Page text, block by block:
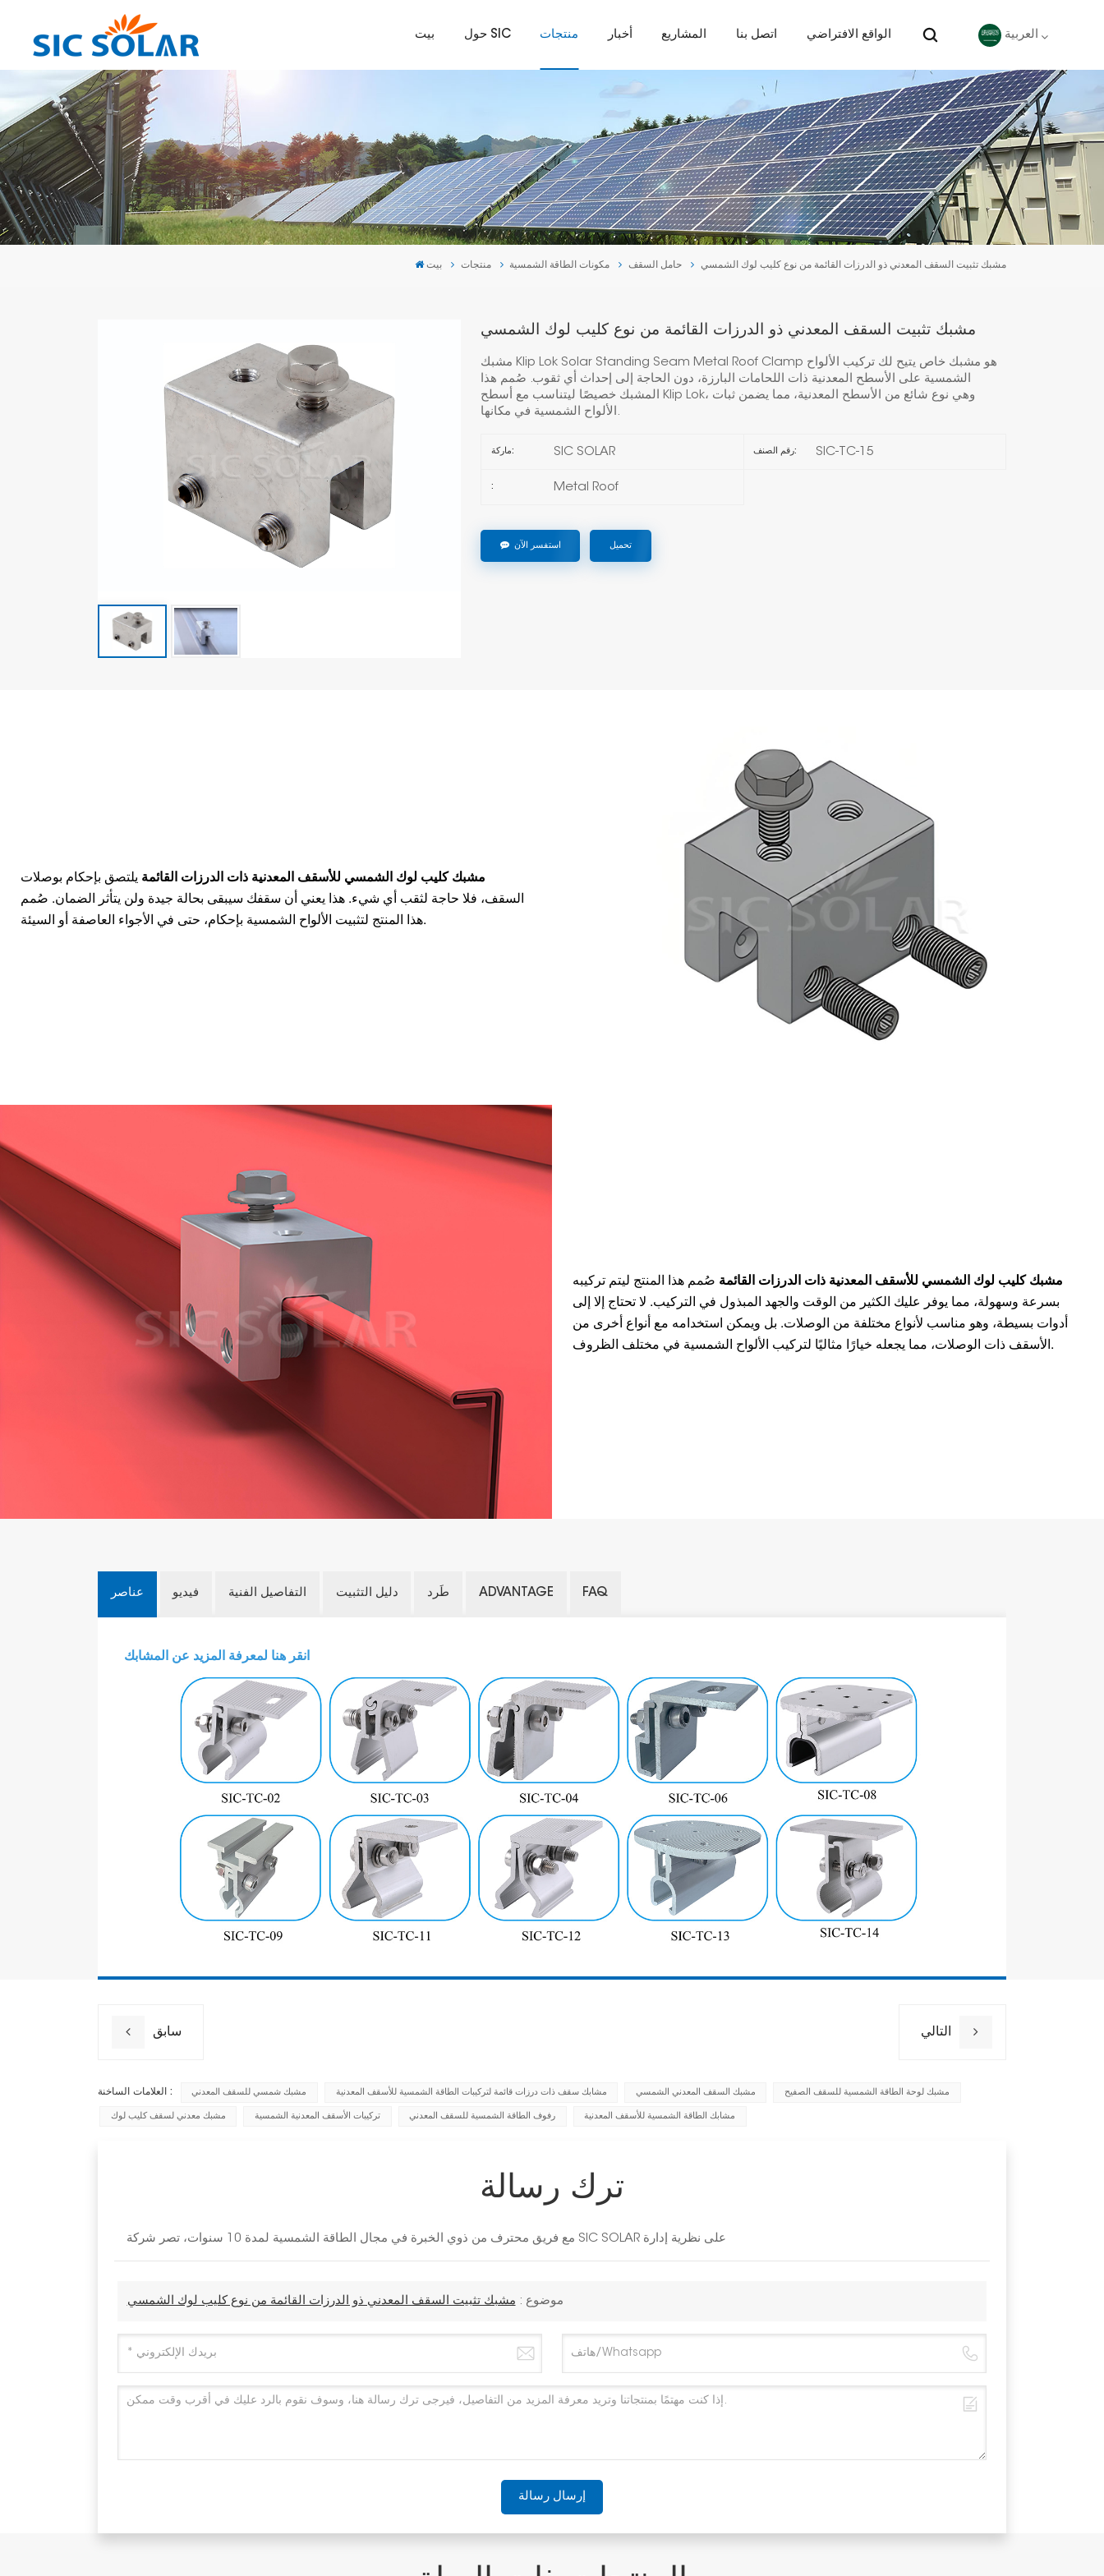
بيت حول SIC منتجات أخبار المشاريع اتصل بنا الواقع الافتراضي العربية
English
Deutsch
español
português
بيت منتجات مكونات الطاقة الشمسية حامل السقف مشبك تثبيت السقف المعدني ذو الدرزات القائمة من نوع كليب لوك الشمسي
مشبك تثبيت السقف المعدني ذو الدرزات القائمة من نوع كليب لوك الشمسي
مشبك Klip Lok Solar Standing Seam Metal Roof Clamp هو مشبك خاص يتيح لك تركيب الألواح
الشمسية على الأسطح المعدنية ذات اللحامات البارزة، دون الحاجة إلى إحداث أي ثقوب. صُمم هذا
المشبك خصيصًا ليتناسب مع أسطح Klip Lok، وهي نوع شائع من الأسطح المعدنية، مما يضمن ثبات
الألواح الشمسية في مكانها.
ماركة: SIC SOLAR رقم الصنف: SIC-TC-15
: Metal Roof
استفسر الآن تحميل
مشبك كليب لوك الشمسي للأسقف المعدنية ذات الدرزات القائمة يلتصق بإحكام بوصلات
السقف، فلا حاجة لثقب أي شيء. هذا يعني أن سقفك سيبقى بحالة جيدة ولن يتأثر الضمان. صُمم
هذا المنتج لتثبيت الألواح الشمسية بإحكام، حتى في الأجواء العاصفة أو السيئة.
مشبك كليب لوك الشمسي للأسقف المعدنية ذات الدرزات القائمة صُمم هذا المنتج ليتم تركيبه
بسرعة وسهولة، مما يوفر عليك الكثير من الوقت والجهد المبذول في التركيب. لا تحتاج إلا إلى
أدوات بسيطة، وهو مناسب لأنواع مختلفة من الوصلات. بل ويمكن استخدامه مع أنواع أخرى من
الأسقف ذات الوصلات، مما يجعله خيارًا مثاليًا لتركيب الألواح الشمسية في مختلف الظروف.
عناصر فيديو التفاصيل الفنية دليل التثبيت طَرد ADVANTAGE FAQ
انقر هنا لمعرفة المزيد عن المشابك
سابق التالي
العلامات الساخنة : مشبك شمسي للسقف المعدني مشابك سقف ذات درزات قائمة لتركيبات الطاقة الشمسية للأسقف المعدنية مشبك السقف المعدني الشمسي مشبك لوحة الطاقة الشمسية للسقف الصفيح
مشبك معدني لسقف كليب لوك تركيبات الأسقف المعدنية الشمسية رفوف الطاقة الشمسية للسقف المعدني مشابك الطاقة الشمسية للأسقف المعدنية
ترك رسالة
مع فريق محترف من ذوي الخبرة في مجال الطاقة الشمسية لمدة 10 سنوات، تصر شركة SIC SOLAR على نظرية إدارة
موضوع : مشبك تثبيت السقف المعدني ذو الدرزات القائمة من نوع كليب لوك الشمسي
إرسال رسالة